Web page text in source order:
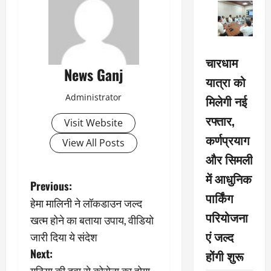
News Ganj
Administrator
Visit Website
View All Posts
P
o
s
t
Previous:
हेमा मालिनी ने लॉकडाउन जल्द
खत्म होने का बताया उपाय, वीडियो
जारी दिया ये संदेश
Next:
चारधाम
यात्रा को
मिलेगी नई
रफ्तार,
कर्णप्रयाग
और सिमली
में आधुनिक
पार्किंग
परियोजना
एं जल्द
होंगी शुरू